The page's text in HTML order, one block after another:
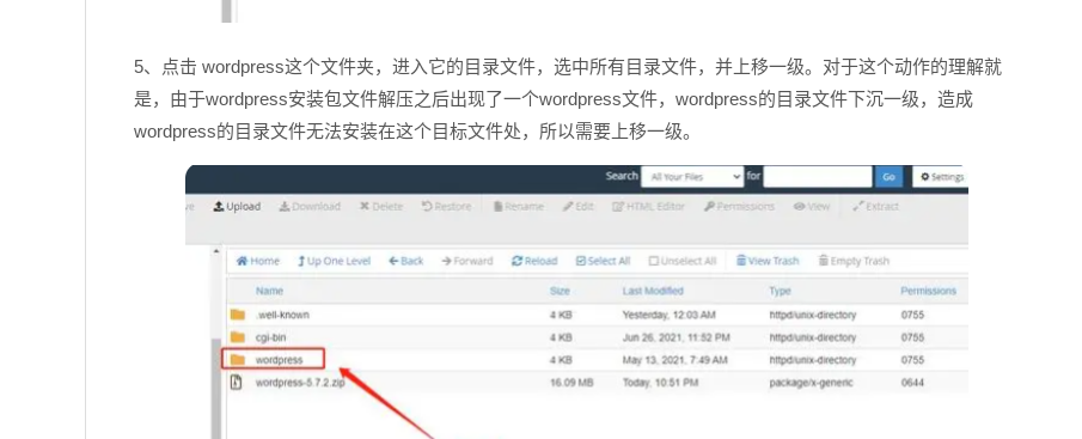
5、点击 wordpress这个文件夹，进入它的目录文件，选中所有目录文件，并上移一级。对于这个动作的理解就
是，由于wordpress安装包文件解压之后出现了一个wordpress文件，wordpress的目录文件下沉一级，造成
wordpress的目录文件无法安装在这个目标文件处，所以需要上移一级。